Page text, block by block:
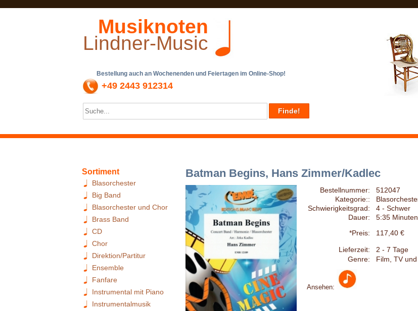
Musiknoten
Lindner-Music
Bestellung auch an Wochenenden und Feiertagen im Online-Shop!
+49 2443 912314
Sortiment
Blasorchester
Big Band
Blasorchester und Chor
Brass Band
CD
Chor
Direktion/Partitur
Ensemble
Fanfare
Instrumental mit Piano
Instrumentalmusik
Batman Begins, Hans Zimmer/Kadlec
Bestellnummer:
512047
Kategorie::
Schwierigkeitsgrad:
4 - Schwer
Dauer:
5:35 Minuten
*Preis:
117,40 €
Lieferzeit: 2 - 7 Tage
Genre: Film, TV
Ansehen: